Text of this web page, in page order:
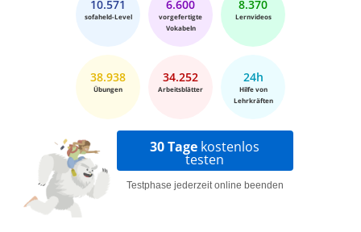
10.571
sofaheld-Level
6.600
vorgefertigte
Vokabeln
8.370
Lernvideos
38.938
Übungen
34.252
Arbeitsblätter
24h
Hilfe von
Lehrkräften
30 Tage kostenlos
testen
Testphase jederzeit online beenden